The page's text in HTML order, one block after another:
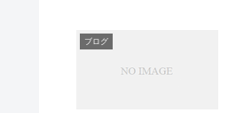
ブログ